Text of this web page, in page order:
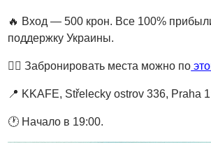
🔥 Вход — 500 крон. Все 100%
поддержку Украины.
👉🏻 Забронировать места можно по
📍 KKAFE, Střelecky ostrov 336, Praha
🕐 Начало в 19:00.